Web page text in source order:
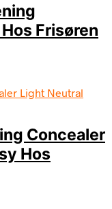
Frisøren
Concealer
Hos